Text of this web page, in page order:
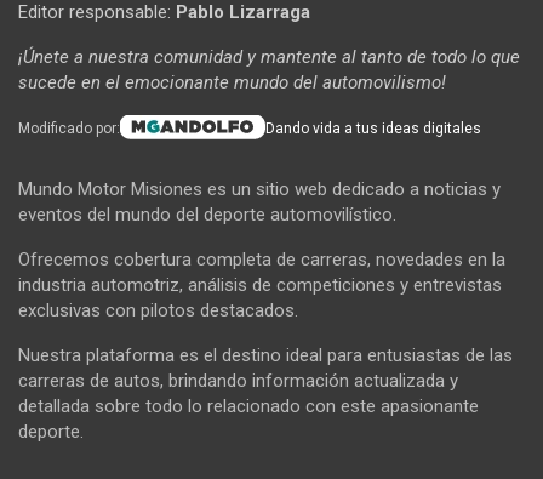
Editor responsable: Pablo Lizarraga
¡Únete a nuestra comunidad y mantente al tanto de todo lo que
sucede en el emocionante mundo del automovilismo!
Modificado por: Dando vida a tus ideas digitales
Mundo Motor Misiones es un sitio web dedicado a noticias y
eventos del mundo del deporte automovilístico.
Ofrecemos cobertura completa de carreras, novedades en la
industria automotriz, análisis de competiciones y entrevistas
exclusivas con pilotos destacados.
Nuestra plataforma es el destino ideal para entusiastas de las
carreras de autos, brindando información actualizada y
detallada sobre todo lo relacionado con este apasionante
deporte.